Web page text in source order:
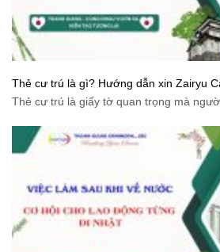
Thẻ cư trú là gì? Hướng dẫn xin Zairyu
Thẻ cư trú là giấy tờ quan trọng mà